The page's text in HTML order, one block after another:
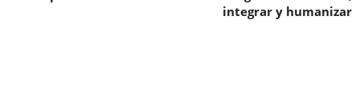
integrar y humanizar